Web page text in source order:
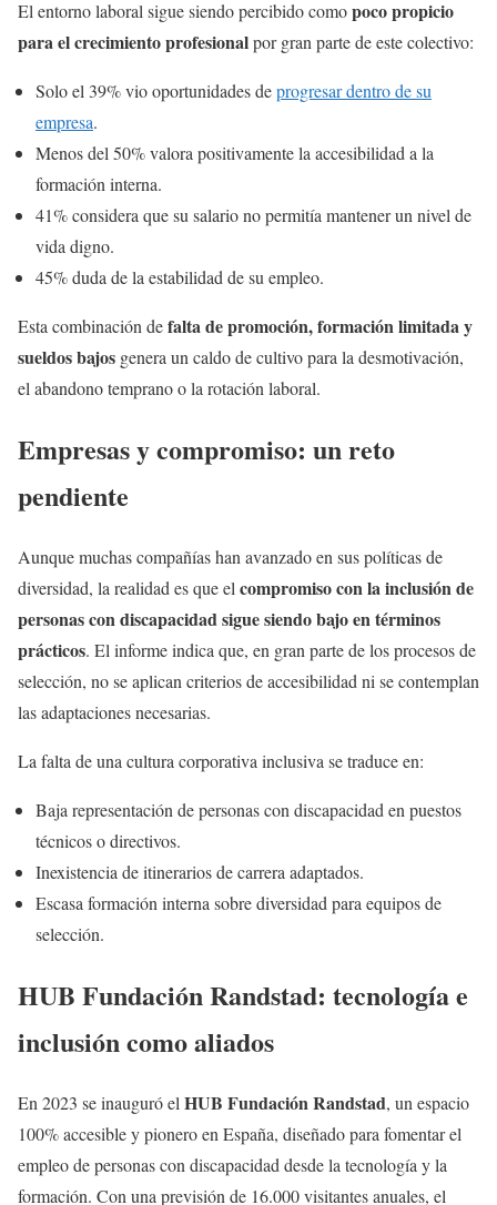
El entorno laboral sigue siendo percibido comopoco propicio
para el crecimiento profesionalpor gran parte de este colectivo:
Solo el 39% vio oportunidades deprogresar dentro de su
empresa.
Menos del 50% valora positivamente la accesibilidad a la
formación interna.
41% considera que su salario no permitía mantener un nivel de
vida digno.
45% duda de la estabilidad de su empleo.
Esta combinación defalta de promoción, formación limitada y
sueldos bajos genera un caldo de cultivo para la desmotivación,
el abandono temprano o la rotación laboral.
Empresas y compromiso: un reto
pendiente
Aunque muchas compañías han avanzado en sus políticas de
diversidad, la realidad es que el compromiso con la inclusión de
personas con discapacidad sigue siendo bajo en términos
prácticos. El informe indica que, en gran parte de los procesos de
selección, no se aplican criterios de accesibilidad ni se contemplan
las adaptaciones necesarias.
La falta de una cultura corporativa inclusiva se traduce en:
Baja representación de personas con discapacidad en puestos
técnicos o directivos.
Inexistencia de itinerarios de carrera adaptados.
Escasa formación interna sobre diversidad para equipos de
selección.
HUB Fundación Randstad: tecnología e
inclusión como aliados
En 2023 se inauguró el HUB Fundación Randstad, un espacio
100% accesible y pionero en España, diseñado para fomentar el
empleo de personas con discapacidad desde la tecnología y la
formación. Con una previsión de 16.000 visitantes anuales, el